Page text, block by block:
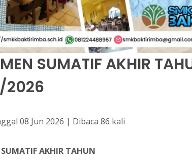
SUMATIF AKHIR
2026
08 Jun 2026 | Dibaca 86 kali
SUMATIF AKHIR TAHUN